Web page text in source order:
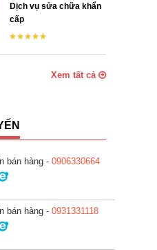
Dịch vụ sửa chữa khẩn
cấp
Xem tất cả
bán hàng - 0906330664
bán hàng - 0931331118